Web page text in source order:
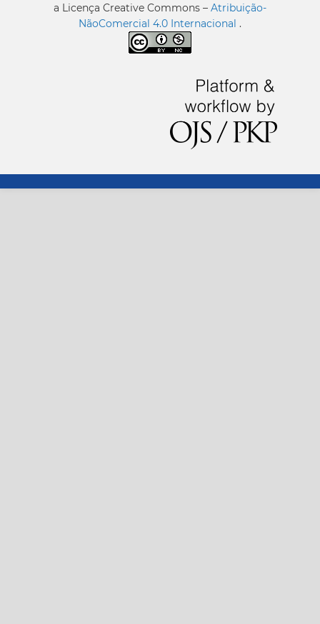
a Licença Creative Commons – Atribuição-
NãoComercial 4.0 Internacional .